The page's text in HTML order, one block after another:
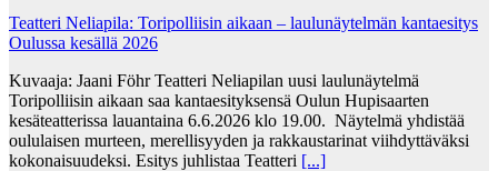
Teatteri Neliapila: Toripolliisin aikaan – laulunäytelmän kantaesitys
Oulussa kesällä 2026
Kuvaaja: Jaani Föhr Teatteri Neliapilan uusi laulunäytelmä
Toripolliisin aikaan saa kantaesityksensä Oulun Hupisaarten
kesäteatterissa lauantaina 6.6.2026 klo 19.00. Näytelmä yhdistää
oululaisen murteen, merellisyyden ja rakkaustarinat viihdyttäväksi
kokonaisuudeksi. Esitys juhlistaa Teatteri [...]